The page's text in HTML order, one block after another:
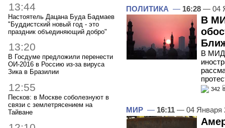
13:44
Настоятель Дацана Буда Бадмаев
"Буддистский новый год - это
праздник объединяющий добро"
13:20
В Госдуме предложили перенести
ОИ-2016 в Россию из-за вируса
Зика в Бразилии
12:55
Песков: в Москве соболезнуют в
связи с землетрясением на
Тайване
ПОЛИТИКА — 16:28 — 04
В
В МИД
342
МИР — 16:11 — 04 Января